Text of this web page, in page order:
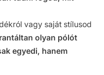
vagy saját stílusod
olyan pólót
egyedi, hanem